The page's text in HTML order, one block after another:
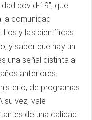
covid-19”, que
comunidad
Los y las científicas
y saber que hay un
una señal distinta a
anteriores.
de programas
su vez, vale
de una calidad